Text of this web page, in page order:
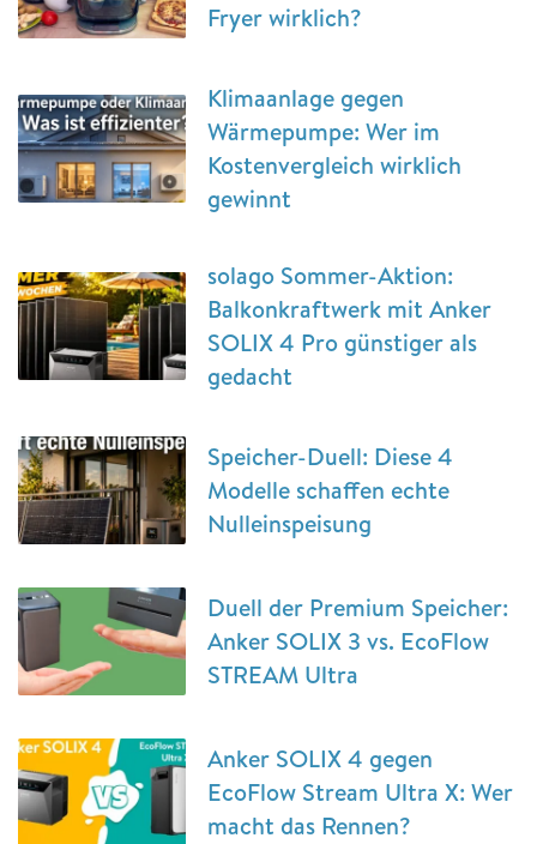
Fryer wirklich?
Klimaanlage gegen
Wärmepumpe: Wer im
Kostenvergleich wirklich
gewinnt
solago Sommer-Aktion:
Balkonkraftwerk mit Anker
SOLIX 4 Pro günstiger als
gedacht
Speicher-Duell: Diese 4
Modelle schaffen echte
Nulleinspeisung
Duell der Premium Speicher:
Anker SOLIX 3 vs. EcoFlow
STREAM Ultra
Anker SOLIX 4 gegen
EcoFlow Stream Ultra X: Wer
macht das Rennen?